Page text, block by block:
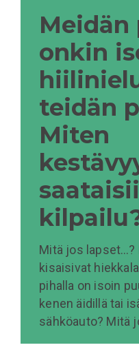
Meidän
onkin
teidän
Miten
Mitä jos
kisaisivat
pihalla on isoin
kenen äidillä tai
sähköauto? Mitä